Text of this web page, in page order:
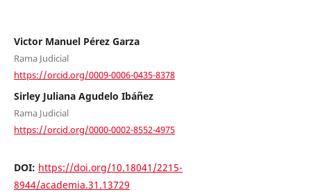
Victor Manuel Pérez Garza
Rama Judicial
https://orcid.org/0009-0006-0435-8378
Sirley Juliana Agudelo Ibáñez
Rama Judicial
https://orcid.org/0000-0002-8552-4975
DOI: https://doi.org/10.18041/2215-
8944/academia.31.13729